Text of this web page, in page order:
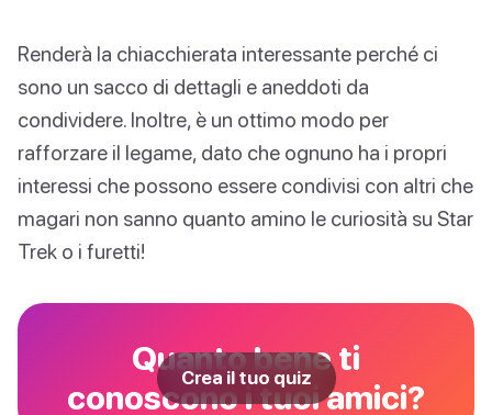
Renderà la chiacchierata interessante perché ci
sono un sacco di dettagli e aneddoti da
condividere. Inoltre, è un ottimo modo per
rafforzare il legame, dato che ognuno ha i propri
interessi che possono essere condivisi con altri che
magari non sanno quanto amino le curiosità su Star
Trek o i furetti!
Quanto bene ti
conoscono i tuoi amici?
Crea il tuo quiz